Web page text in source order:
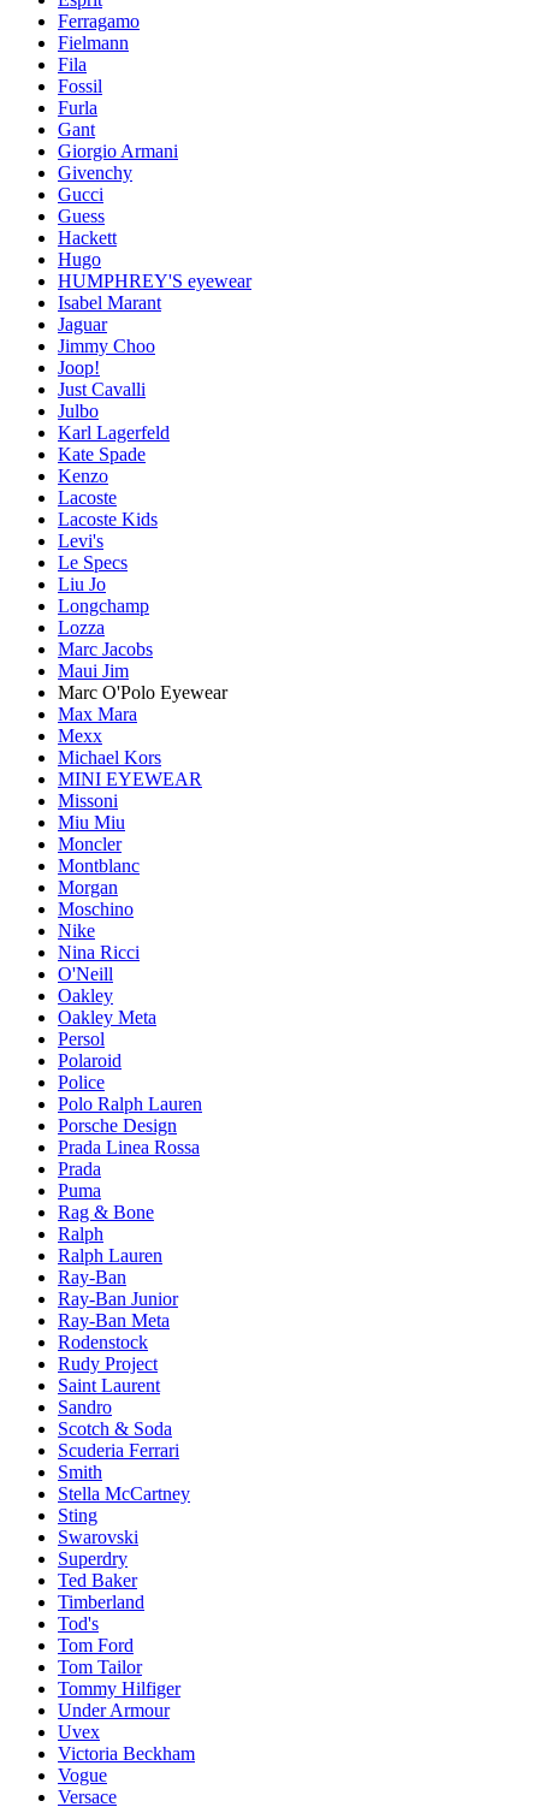
Ferragamo
Fielmann
Fila
Fossil
Furla
Gant
Giorgio Armani
Givenchy
Gucci
Guess
Hackett
Hugo
HUMPHREY'S eyewear
Isabel Marant
Jaguar
Jimmy Choo
Joop!
Just Cavalli
Julbo
Karl Lagerfeld
Kate Spade
Kenzo
Lacoste
Lacoste Kids
Levi's
Le Specs
Liu Jo
Longchamp
Lozza
Marc Jacobs
Maui Jim
Marc O'Polo Eyewear
Max Mara
Mexx
Michael Kors
MINI EYEWEAR
Missoni
Miu Miu
Moncler
Montblanc
Morgan
Moschino
Nike
Nina Ricci
O'Neill
Oakley
Oakley Meta
Persol
Polaroid
Police
Polo Ralph Lauren
Porsche Design
Prada Linea Rossa
Prada
Puma
Rag & Bone
Ralph
Ralph Lauren
Ray-Ban
Ray-Ban Junior
Ray-Ban Meta
Rodenstock
Rudy Project
Saint Laurent
Sandro
Scotch & Soda
Scuderia Ferrari
Smith
Stella McCartney
Sting
Swarovski
Superdry
Ted Baker
Timberland
Tod's
Tom Ford
Tom Tailor
Tommy Hilfiger
Under Armour
Uvex
Victoria Beckham
Vogue
Versace